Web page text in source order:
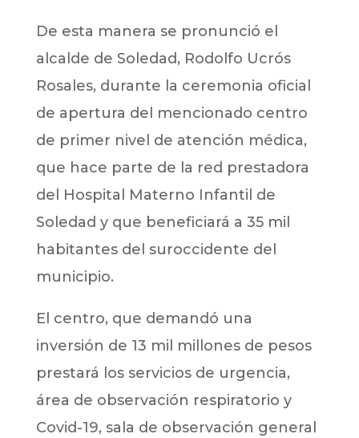
De esta manera se pronunció el
alcalde de Soledad, Rodolfo Ucrós
Rosales, durante la ceremonia oficial
de apertura del mencionado centro
de primer nivel de atención médica,
que hace parte de la red prestadora
del Hospital Materno Infantil de
Soledad y que beneficiará a 35 mil
habitantes del suroccidente del
municipio.
El centro, que demandó una
inversión de 13 mil millones de pesos
prestará los servicios de urgencia,
área de observación respiratorio y
Covid-19, sala de observación general